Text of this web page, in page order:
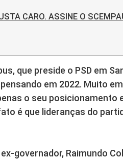
CARO. ASSINE O
que preside o PSD em
em 2022. Muito
o seu posicionamento
é que lideranças do
governador, Raimundo